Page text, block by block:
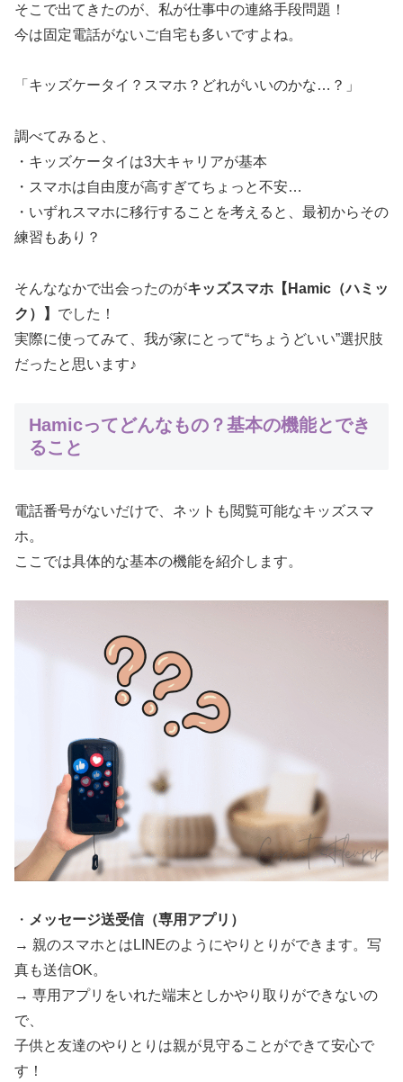
そこで出てきたのが、私が仕事中の連絡手段問題！
今は固定電話がないご自宅も多いですよね。
「キッズケータイ？スマホ？どれがいいのかな…？」
調べてみると、
・キッズケータイは3大キャリアが基本
・スマホは自由度が高すぎてちょっと不安…
・いずれスマホに移行することを考えると、最初からその
練習もあり？
そんななかで出会ったのがキッズスマホ【Hamic（ハミッ
ク）】 でした！
実際に使ってみて、我が家にとって“ちょうどいい”選択肢
だったと思います♪
Hamicってどんなもの？基本の機能とでき
ること
電話番号がないだけで、ネットも閲覧可能なキッズスマ
ホ。
ここでは具体的な基本の機能を紹介します。
・ メッセージ送受信（専用アプリ）
→ 親のスマホとはLINEのようにやりとりができます。写
真も送信OK。
→ 専用アプリをいれた端末としかやり取りができないの
で、
子供と友達のやりとりは親が見守ることができて安心で
す！